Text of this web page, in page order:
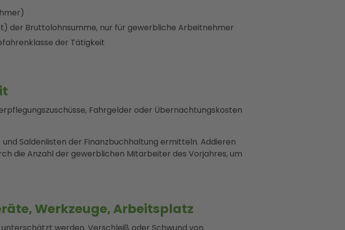
der Bruttolohnsumme, nur für gewerbliche Arbeitnehmer
der Tätigkeit
Fahrgelder oder Übernachtungskosten
Saldenlisten der Finanzbuchhaltung ermitteln. Addieren
die Anzahl der gewerblichen Mitarbeiter des Vorjahres, um
Werkzeuge, Arbeitsplatz